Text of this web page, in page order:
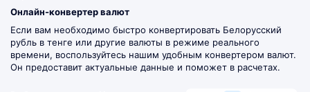
Онлайн-конвертер валют
Если вам необходимо быстро конвертировать Белорусский
рубль в тенге или другие валюты в режиме реального
времени, воспользуйтесь нашим удобным конвертером валют.
Он предоставит актуальные данные и поможет в расчетах.